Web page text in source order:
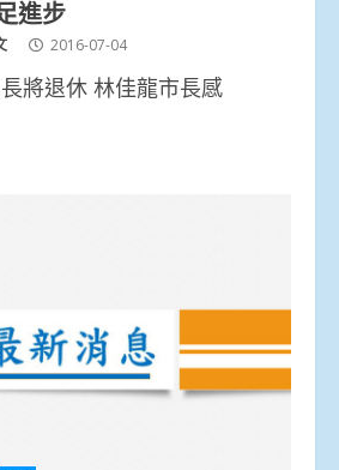
進步
2016-07-04
將退休 林佳龍市長感